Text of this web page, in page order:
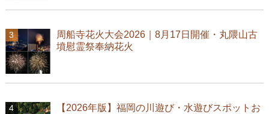
周船寺花火大会2026｜8月17日開催・丸隈山古
墳慰霊祭奉納花火
【2026年版】福岡の川遊び・水遊びスポットお